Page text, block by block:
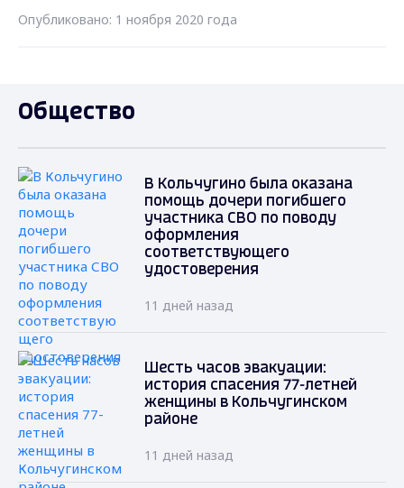
Опубликовано: 1 ноября 2020 года
Общество
В Кольчугино была оказана
помощь дочери погибшего
участника СВО по поводу
оформления
соответствующего
удостоверения
11 дней назад
Шесть часов эвакуации:
история спасения 77-летней
женщины в Кольчугинском
районе
11 дней назад